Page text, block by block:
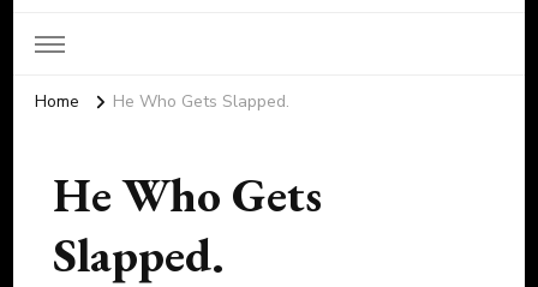
Home He Who Gets Slapped.
He Who Gets
Slapped.